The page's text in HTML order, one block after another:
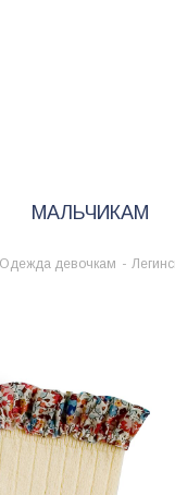
МАЛЬЧИКАМ
Одежда девочкам -